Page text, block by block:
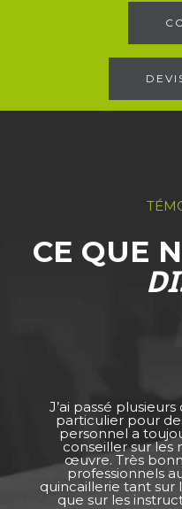
CE QUE
J’ai passé
particulier pour
personnel a
conseiller sur les
œuvre. Très
professionnels
quincaillerie tant sur
que sur les